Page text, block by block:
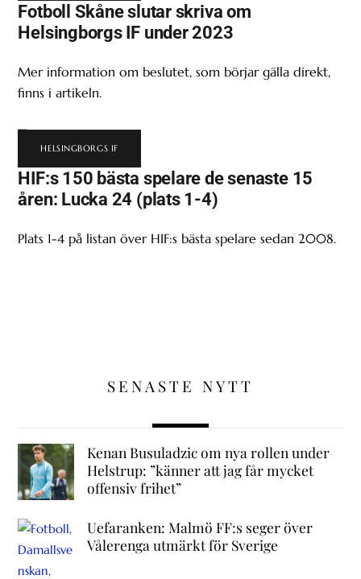
Fotboll Skåne slutar skriva om
Helsingborgs IF under 2023
Mer information om beslutet, som börjar gälla direkt,
finns i artikeln.
HELSINGBORGS IF
HIF:s 150 bästa spelare de senaste 15
åren: Lucka 24 (plats 1-4)
Plats 1-4 på listan över HIF:s bästa spelare sedan 2008.
SENASTE NYTT
Kenan Busuladzic om nya rollen under
Helstrup: ”känner att jag får mycket
offensiv frihet”
Uefaranken: Malmö FF:s seger över
Vålerenga utmärkt för Sverige